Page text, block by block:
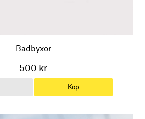
Badbyxor
500 kr
Köp